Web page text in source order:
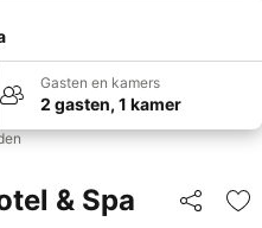
Gasten en kamers
2 gasten, 1 kamer
& Spa Delen